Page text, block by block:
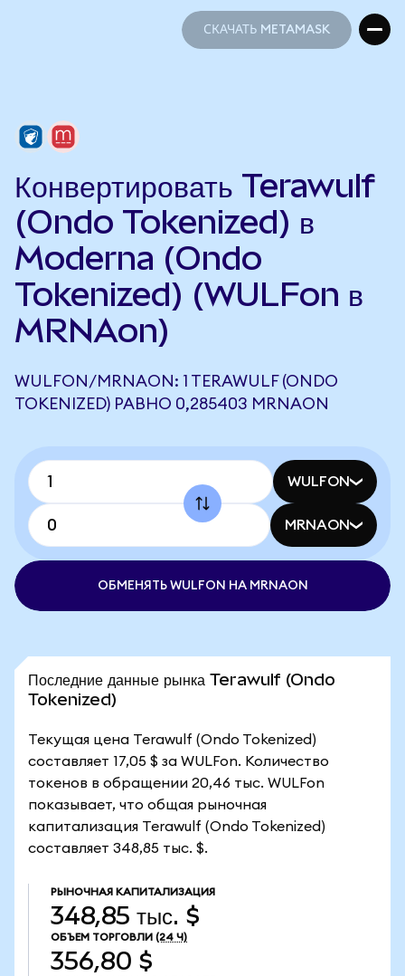
СКАЧАТЬ METAMASK
Конвертировать Terawulf
(Ondo Tokenized) в
Moderna (Ondo
Tokenized) (WULFon в
MRNAon)
WULFON/MRNAON: 1 TERAWULF (ONDO
TOKENIZED) РАВНО 0,285403 MRNAON
WULFON
MRNAON
ОБМЕНЯТЬ WULFON НА MRNAON
Последние данные рынка Terawulf (Ondo
Tokenized)
Текущая цена Terawulf (Ondo Tokenized)
составляет 17,05 $ за WULFon. Количество
токенов в обращении 20,46 тыс. WULFon
показывает, что общая рыночная
капитализация Terawulf (Ondo Tokenized)
составляет 348,85 тыс. $.
РЫНОЧНАЯ КАПИТАЛИЗАЦИЯ
348,85 тыс. $
ОБЪЕМ ТОРГОВЛИ (24 Ч)
356,80 $